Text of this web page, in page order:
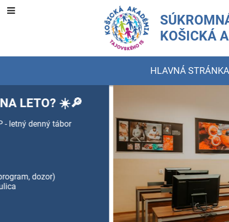
KOŠICKÁ
HLAVNÁ STRÁNKA
Hlavná
stránka